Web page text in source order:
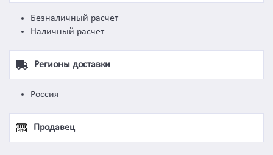
Безналичный расчет
Наличный расчет
Регионы доставки
Россия
Продавец